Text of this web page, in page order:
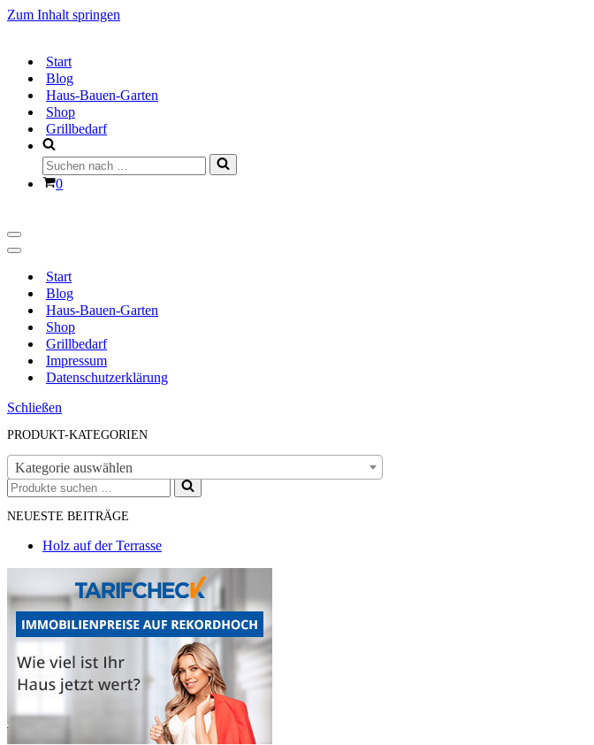
Zum Inhalt springen
Start
Blog
Haus-Bauen-Garten
Shop
Grillbedarf
Suchen
nach …
Warenkorb
0
Navigationsmenü
Navigationsmenü
Start
Blog
Haus-Bauen-Garten
Shop
Grillbedarf
Impressum
Datenschutzerklärung
Schließen
PRODUKT-KATEGORIEN
Kategorie auswählen
Suchen
nach …
NEUESTE BEITRÄGE
Holz auf der Terrasse